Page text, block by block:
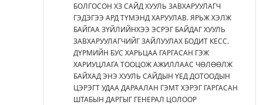
БОЛГОСОН ХЗ САЙД ХУУЛЬ ЗАВХАРУУЛАГЧ
ГЭДЭГЭЭ АРД ТҮМЭНД ХАРУУЛАВ. ЯРЬЖ ХЭЛЖ
БАЙГАА ЗҮЙЛИЙНХЭЭ ЭСРЭГ БАЙДАГ ХУУЛЬ
ЗАВХАРУУЛАГЧИЙГ ЗАЙЛУУЛАХ БОДИТ КЕСС.
ДҮРМИЙН БУС ХАРЬЦАА ГАРГАСАН ГЭЖ
ХАРИУЦЛАГА ТООЦОЖ АЖИЛЛААС ЧӨЛӨӨЛЖ
БАЙХАД ЭНЭ ХУУЛЬ САЙДЫН ҮЕД ДОТООДЫН
ЦЭРЭГТ УДАА ДАРААЛАН ГЭМТ ХЭРЭГ ГАРГАСАН
ШТАБЫН ДАРГЫГ ГЕНЕРАЛ ЦОЛООР